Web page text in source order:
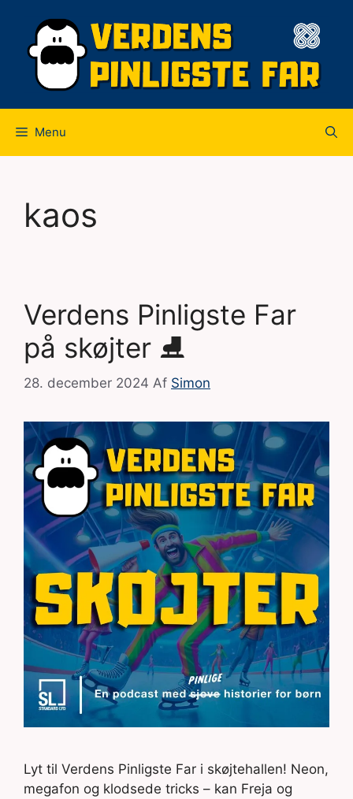
indhold
Menu
kaos
Verdens Pinligste Far
på skøjter ⛸️
28. december 2024 Af Simon
Lyt til Verdens Pinligste Far i skøjtehallen! Neon,
megafon og klodsede tricks – kan Freja og